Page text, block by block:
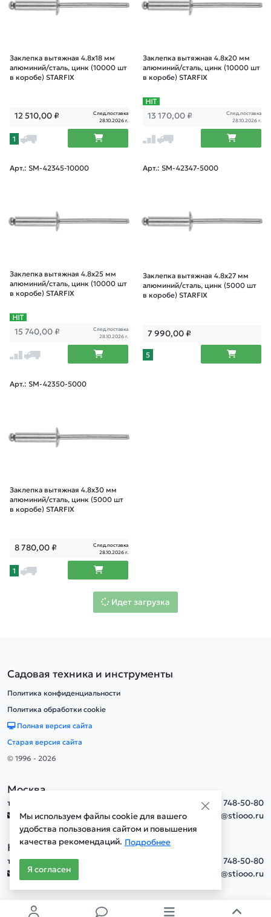
Заклепка вытяжная 4.8х18 мм
алюминий/сталь, цинк (10000 шт
в коробе) STARFIX
12 510,00₽
След.поставка
28.10.2026 г.
1
Заклепка вытяжная 4.8х20 мм
алюминий/сталь, цинк (10000 шт
в коробе) STARFIX
13 170,00 ₽
След.поставка
28.10.2026 г.
Арт.: SM-42345-10000
Заклепка вытяжная 4.8х25 мм
алюминий/сталь, цинк (10000 шт
в коробе) STARFIX
15 740,00 ₽
След.поставка
28.10.2026 г.
Арт.: SM-42347-5000
Заклепка вытяжная 4.8х27 мм
алюминий/сталь, цинк (5000 шт
в коробе) STARFIX
7 990,00₽
5
Арт.: SM-42350-5000
Заклепка вытяжная 4.8х30 мм
алюминий/сталь, цинк (5000 шт
в коробе) STARFIX
8 780,00₽
След.поставка
28.10.2026 г.
1
Идет загрузка
Мы используем файлы cookie для вашего
удобства пользования сайтом и повышения
качества рекомендаций. Подробнее
Я согласен
Садовая техника и инструменты
Политика конфиденциальности
Политика обработки cookie
Полная версия сайта
Старая версия сайта
© 1996 - 2026
Москва
тел.
+7(495) 748-50-80
info@stiooo.ru
Новосибирск
тел.
+7(495) 748-50-80
info@stiooo.ru